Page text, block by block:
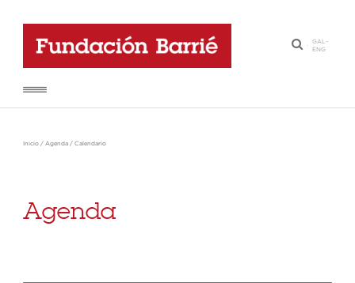
·
GAL-
ENG
Inicio / Agenda / Calendario
Agenda